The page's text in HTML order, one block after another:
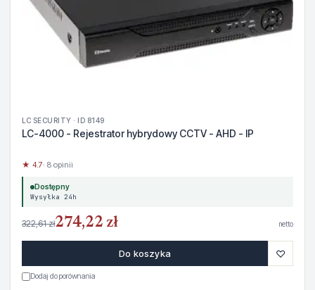
LC SECURITY · ID 8149
LC-4000 - Rejestrator hybrydowy CCTV - AHD - IP
★ 4.7· 8 opinii
Dostępny
Wysyłka 24h
322,61 zł274,22 zł netto
Do koszyka ♡
Dodaj do porównania